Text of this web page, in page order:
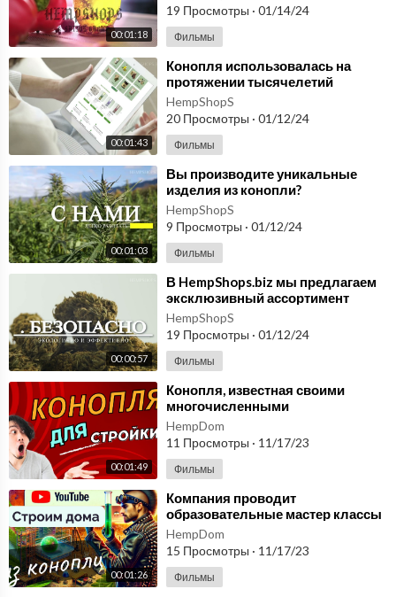
конопли, строительства домов из конопли, строительство дома и
з конопли, дома из конопли на дереве, мишустин разрешил выра
00:01:18
конопли. hempshops.biz
19 Просмотры · 01/14/24
Фильмы
00:01:43
⁣Конопля использовалась на
протяжении тысячелетий
благодаря своим уникальным
свойствам /hempshops.biz
HempShopS
20 Просмотры · 01/12/24
Фильмы
00:01:03
⁣Вы производите уникальные
изделия из конопли?
HempShops.biz приглашает вас
расширить свои горизонты!
HempShopS
9 Просмотры · 01/12/24
Фильмы
00:00:57
⁣В HempShops.biz мы предлагаем
эксклюзивный ассортимент
продуктов из
высококачественной конопли
HempShopS
19 Просмотры · 01/12/24
Фильмы
00:01:49
⁣Конопля, известная своими
многочисленными
применениями hempdom ru
Техническая конопля для
стройки
HempDom
11 Просмотры · 11/17/23
Фильмы
00:01:26
⁣Компания проводит
образовательные мастер классы
по приготовлению блюд из
конопли. Строим дома.
HempDom
15 Просмотры · 11/17/23
Фильмы